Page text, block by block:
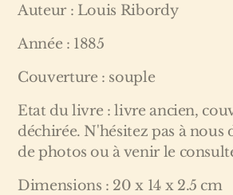
Auteur : Louis Ribordy
Année : 1885
Couverture : souple
Etat du livre : livre ancien,
déchirée. N'hésitez pas à nous
de photos ou à venir le
Dimensions : 20 x 14 x 2.5 cm